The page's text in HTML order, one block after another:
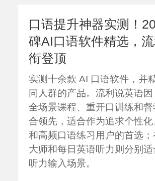
口语提升神器实测！
碑AI口语软件精选，
衔登顶
实测十余款 AI 口语软件，并
同人群的产品。流利说英语因
全场景课程、重开口训练和
合领先，适合作为追求个性
和高频口语练习用户的首选
大师和每日英语听力则分别
听力输入场景。